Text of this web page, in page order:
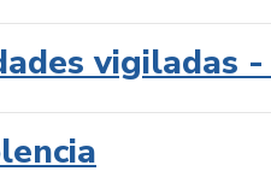
vigiladas